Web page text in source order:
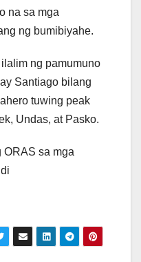
na sa mga
ng bumibiyahe.
ng pamumuno
Santiago bilang
tuwing peak
Undas, at Pasko.
ORAS sa mga